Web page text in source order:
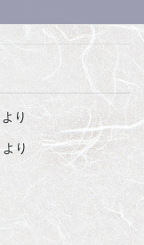
より
より